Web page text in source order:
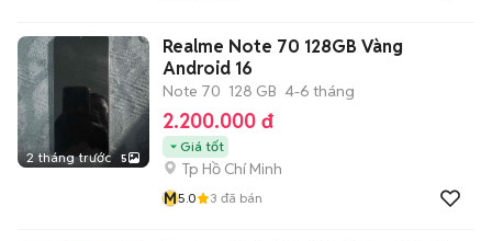
2 tháng trước 5
Realme Note 70 128GB Vàng
Android 16
Note 70 128 GB 4-6 tháng
2.200.000 đ
Giá tốt
Tp Hồ Chí Minh
M5.0 3 đã bán